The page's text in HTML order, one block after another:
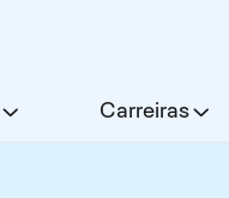
Carreiras